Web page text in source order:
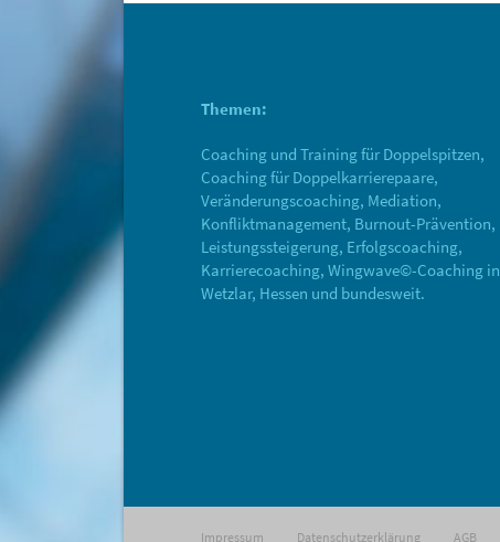
Themen:
Coaching und Training für Doppelspitzen,
Coaching für Doppelkarrierepaare,
Veränderungscoaching, Mediation,
Konfliktmanagement, Burnout-Prävention,
Leistungssteigerung, Erfolgscoaching,
Karrierecoaching, Wingwave©-Coaching in
Wetzlar, Hessen und bundesweit.
Impressum Datenschutzerklärung AGB